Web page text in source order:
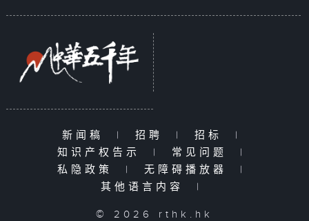
新闻稿 | 招聘 | 招标
|
知识产权告示
| 常见问题
|
私隐政策
| 无障碍播放器
|
其他语言内容
|
© 2026 rthk.hk